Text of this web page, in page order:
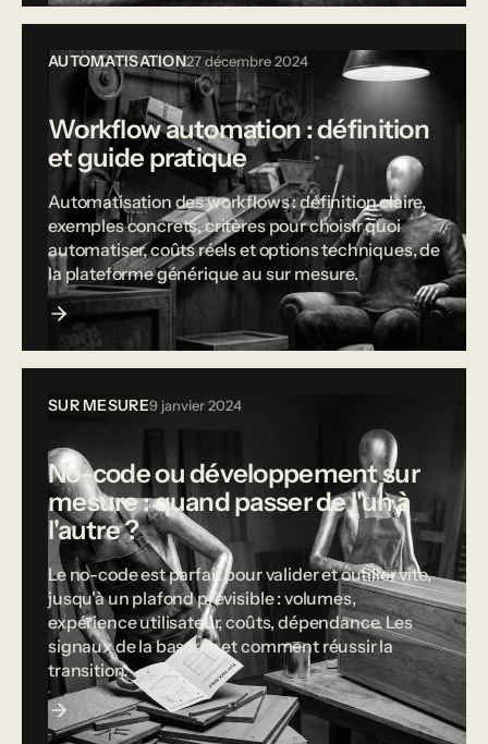
AUTOMATISATION27 décembre 2024
Workflow automation : définition
et guide pratique
Automatisation des workflows : définition claire,
exemples concrets, critères pour choisir quoi
automatiser, coûts réels et options techniques, de
la plateforme générique au sur mesure.
SUR MESURE9 janvier 2024
No-code ou développement sur
mesure : quand passer de l'un à
l'autre ?
Le no-code est parfait pour valider et outiller vite,
jusqu'à un plafond prévisible : volumes,
expérience utilisateur, coûts, dépendance. Les
signaux de la bascule et comment réussir la
transition.